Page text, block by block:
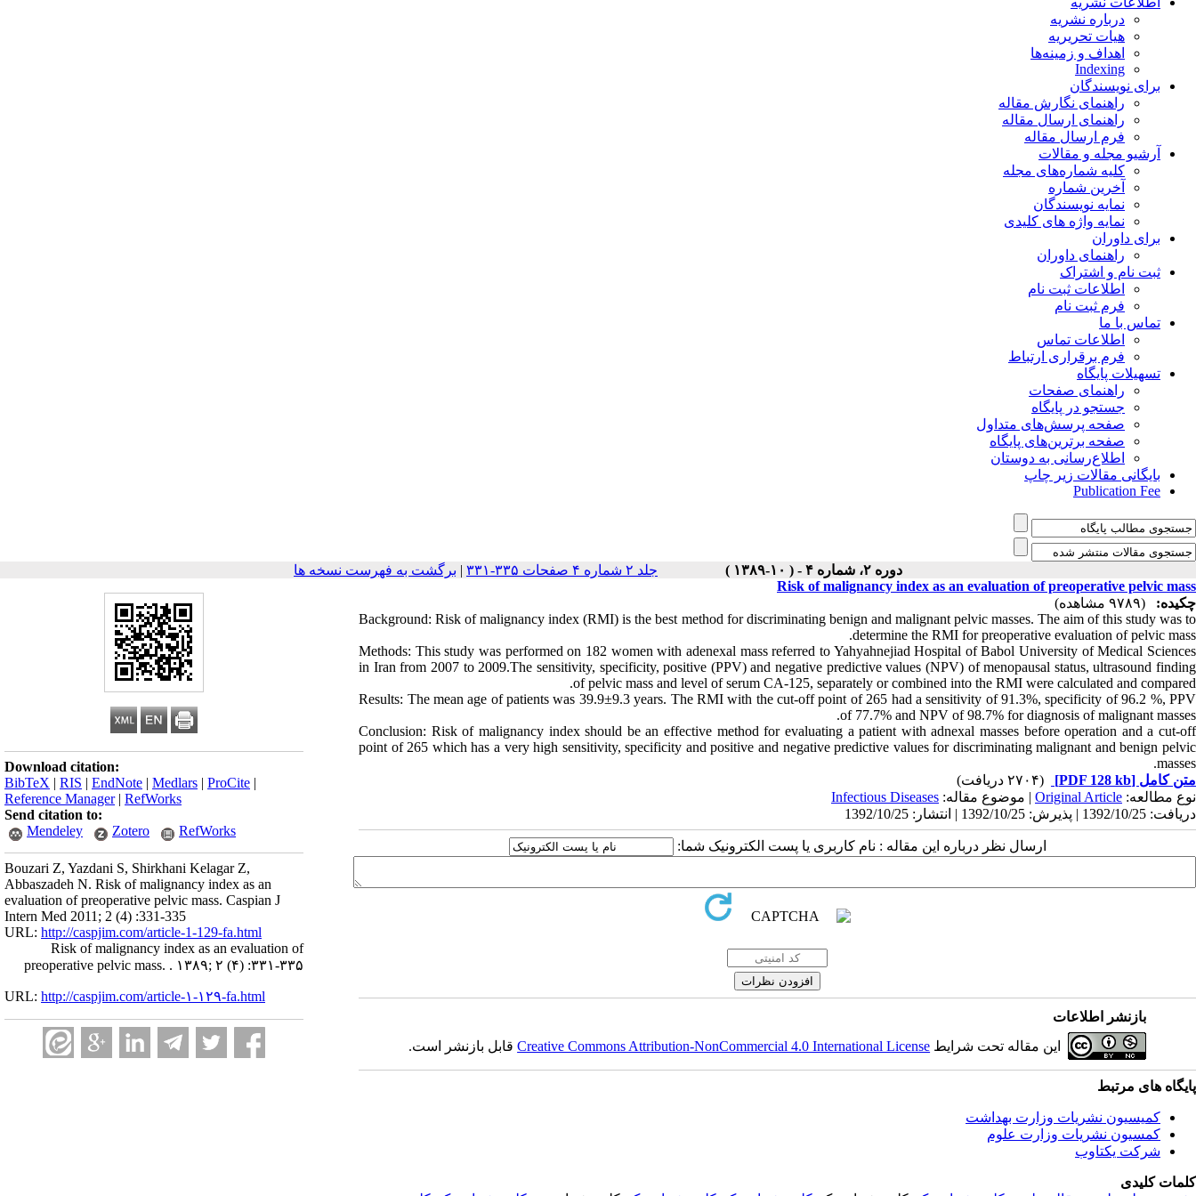
درباره نشریه
هیات تحریریه
اهداف و زمینه‌ها
Indexing
برای نویسندگان
راهنمای نگارش مقاله
راهنمای ارسال مقاله
فرم ارسال مقاله
آرشیو مجله و مقالات
کلیه شماره‌های مجله
آخرین شماره
نمایه نویسندگان
نمایه واژه های کلیدی
برای داوران
راهنمای داوران
ثبت نام و اشتراک
اطلاعات ثبت نام
فرم ثبت نام
تماس با ما
اطلاعات تماس
فرم برقراری ارتباط
تسهیلات پایگاه
راهنمای صفحات
جستجو در پایگاه
صفحه پرسش‌های متداول
صفحه برترین‌های پایگاه
اطلاع‌رسانی به دوستان
بایگانی مقالات زیر چاپ
Publication Fee
دوره ۲، شماره ۴ - ( ۱۰-۱۳۸۹ ) جلد ۲ شماره ۴ صفحات ۳۳۵-۳۳۱ | برگشت به فهرست نسخه ها
Download citation:
BibTeX | RIS | EndNote | Medlars | ProCite |
Reference Manager| RefWorks
Send citation to:
Mendeley
Zotero RefWorks
Bouzari Z, Yazdani S, Shirkhani Kelagar Z,
Abbaszadeh N. Risk of malignancy index as an
evaluation of preoperative pelvic mass. Caspian J
Intern Med 2011; 2 (4) :331-335
URL: http://caspjim.com/article-1-129-fa.html
Risk of malignancy index as an evaluation of
preoperative pelvic mass. . ۱۳۸۹; ۲ (۴) :۳۳۱-۳۳۵
URL: http://caspjim.com/article-۱-۱۲۹-fa.html
Risk of malignancy index as an evaluation of preoperative pelvic mass
چکیده:
(۹۷۸۹ مشاهده)
Background: Risk of malignancy index (RMI) is the best method for discriminating benign and malignant pelvic masses. The aim of this study was to
determine the RMI for preoperative evaluation of pelvic mass.
Methods: This study was performed on 182 women with adenexal mass referred to Yahyahnejiad Hospital of Babol University of Medical Sciences
in Iran from 2007 to 2009.The sensitivity, specificity, positive (PPV) and negative predictive values (NPV) of menopausal status, ultrasound finding
of pelvic mass and level of serum CA-125, separately or combined into the RMI were calculated and compared.
Results: The mean age of patients was 39.9±9.3 years. The RMI with the cut-off point of 265 had a sensitivity of 91.3%, specificity of 96.2 %, PPV
of 77.7% and NPV of 98.7% for diagnosis of malignant masses.
Conclusion: Risk of malignancy index should be an effective method for evaluating a patient with adnexal masses before operation and a cut-off
point of 265 which has a very high sensitivity, specificity and positive and negative predictive values for discriminating malignant and benign pelvic
masses.
متن کامل [PDF 128 kb]
(۲۷۰۴ دریافت)
نوع مطالعه: Original Article | موضوع مقاله: Infectious Diseases
دریافت: 1392/10/25 | پذیرش: 1392/10/25 | انتشار: 1392/10/25
ارسال نظر درباره این مقاله : نام کاربری یا پست الکترونیک شما:
بازنشر اطلاعات
این مقاله تحت شرایط Creative Commons Attribution-NonCommercial 4.0 International Licenseقابل بازنشر است.
پایگاه های مرتبط
کمیسیون نشریات وزارت بهداشت
کمسیون نشریات وزارت علوم
شرکت یکتاوب
کلمات کلیدی